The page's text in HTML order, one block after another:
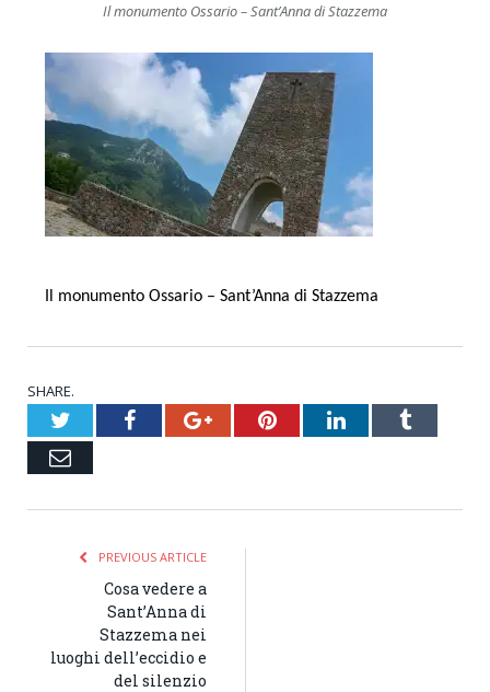
Il monumento Ossario – Sant’Anna di Stazzema
Il monumento Ossario – Sant’Anna di Stazzema
SHARE.
TwitterFacebookGoogle+PinterestLinkedInTumblr
Email
PREVIOUS ARTICLE
Cosa vedere a
Sant’Anna di
Stazzema nei
luoghi dell’eccidio e
del silenzio